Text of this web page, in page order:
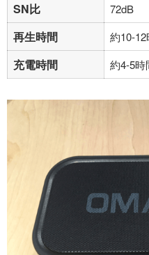
SN比 72dB
再生時間 約10-12
充電時間 約4-5時